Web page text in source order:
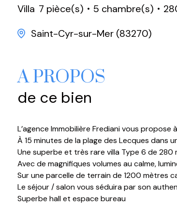
Villa 7 pièce(s) 5 chambre(s)
Saint-Cyr-sur-Mer (83270)
A PROPOS
de ce bien
L’agence Immobilière Frediani vous
À 15 minutes de la plage des Lecques dans
Une superbe et très rare villa Type 6 de
Avec de magnifiques volumes au calme,
Sur une parcelle de terrain de 1200 mètres
Le séjour / salon vous séduira par son
Superbe hall et espace bureau